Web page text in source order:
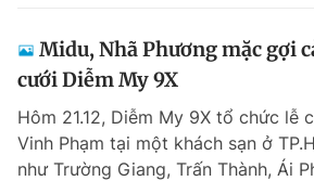
Midu, Nhã Phương mặc gợi
cưới Diễm My 9X
Hôm 21.12, Diễm My 9X tổ chức lễ
Vinh Phạm tại một khách sạn ở
như Trường Giang, Trấn Thành, Ái